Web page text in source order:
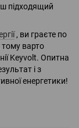
підходящий
, ви граєте по
тому варто
Keyvolt. Опитна
і з
енергетики!